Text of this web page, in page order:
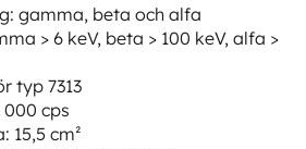
gamma, beta och alfa
> 6 keV, beta > 100 keV, alfa >
typ 7313
cps
15,5 cm²